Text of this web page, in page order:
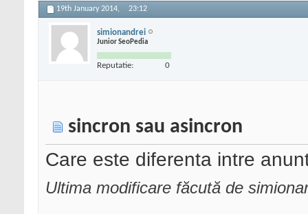
19th January 2014, 23:12
simionandrei
Junior SeoPedia
Reputatie: 0
sincron sau asincron
Care este diferenta intre
Ultima modificare făcută de